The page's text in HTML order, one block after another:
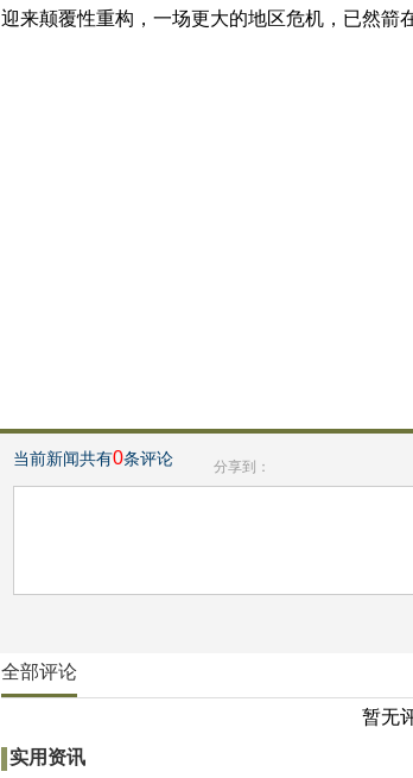
迎来颠覆性重构，一场更大的地区危机，已然箭
当前新闻共有0条评论 分享到：
全部评论
暂无
实用资讯